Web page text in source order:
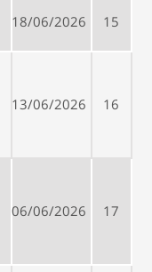
15
18/06/2026
16
13/06/2026
17
06/06/2026